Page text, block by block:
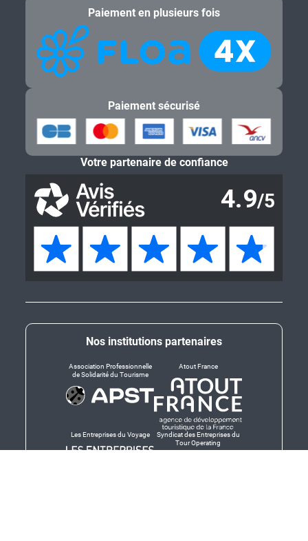
Nos institutions partenaires
Association Professionnelle
de Solidarité du Tourisme
Atout France
Les Entreprises du Voyage
Syndicat des Entreprises du
Tour Operating
Paiement en plusieurs fois
Paiement sécurisé
Votre partenaire de confiance